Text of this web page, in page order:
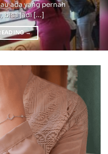
ada yang pernah
bisa jadi [...]
→